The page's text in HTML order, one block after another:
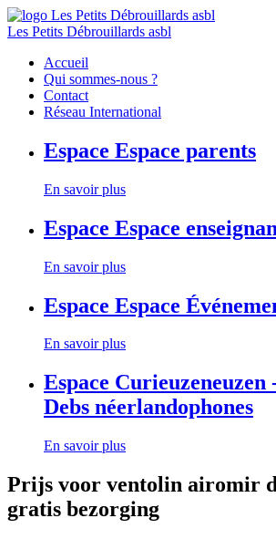
Les Petits Débrouillards asbl
Accueil
Qui sommes-nous ?
Contact
Réseau International
Espace Espace parents
En savoir plus
Espace Espace
En savoir plus
Espace Espace
En savoir plus
Espace Curieuzeneuzen
Debs néerlandophones
En savoir plus
Prijs voor ventolin airomir
gratis bezorging